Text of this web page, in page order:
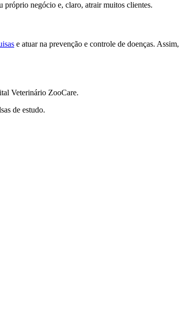
próprio negócio e, claro, atrair muitos clientes.
e atuar na prevenção e controle de doenças. Assim,
Veterinário ZooCare.
de estudo.